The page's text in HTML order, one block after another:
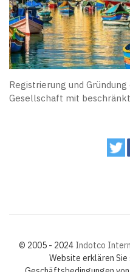
Registrierung und
Gesellschaft mit
© 2005 - 2024 Indotco
Website erklären